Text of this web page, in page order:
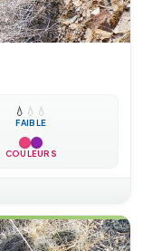
💧 💧 💧
FAIBLE
COULEURS